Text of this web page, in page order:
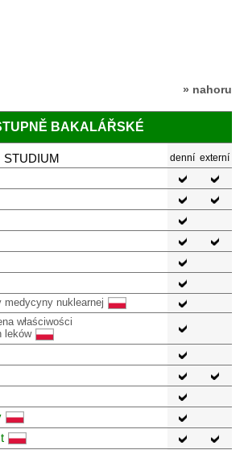
» nahoru
BAKALÁŘSKÉ
STUDIUM denní externí
medycyny nuklearnej
właściwości
leków